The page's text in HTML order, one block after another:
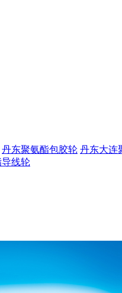
丹东聚氨酯包胶轮 丹东大连
线轮